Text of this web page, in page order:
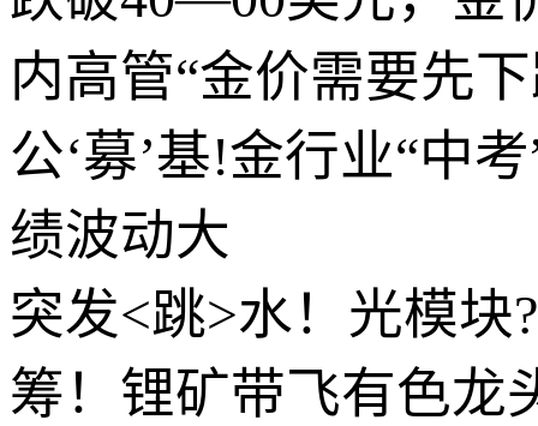
内高管“金价需要先
公‘募’基!金行业“中
绩波动大
突发<跳>水！光模块
筹！锂矿带飞有色龙